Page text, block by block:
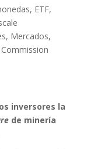
, ETF,
, Mercados,
inversores la
de minería